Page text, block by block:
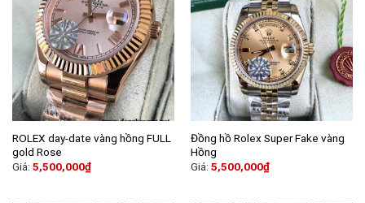
ROLEX day-date vàng hồng FULL
gold Rose
Giá: 5,500,000₫
Đồng hồ Rolex Super Fake vàng
Hồng
Giá: 5,500,000₫